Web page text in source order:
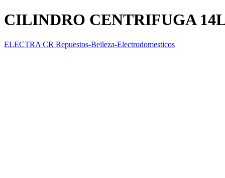
CILINDRO CENTRIFUGA
ELECTRA CR Repuestos-Belleza-Electrodomesticos